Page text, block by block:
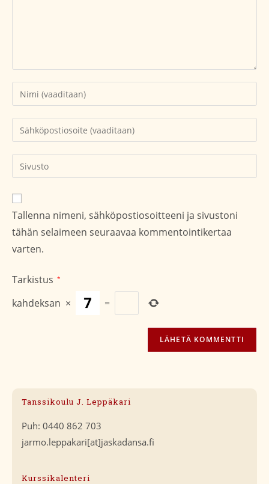
Kirjoita
nimesi
tai
käyttäjätunnuksesi
Kirjoita
sähköpostiosoitteesi
kommentoidaksesi
Kirjoita
sivustosi
verkko-
osoite/URL
(valinnainen)
Tallenna nimeni, sähköpostiosoitteeni ja sivustoni
tähän selaimeen seuraavaa kommentointikertaa
varten.
Tarkistus *
kahdeksan × =
Tanssikoulu J. Leppäkari
Puh: 0440 862 703
jarmo.leppakari[at]jaskadansa.fi
Kurssikalenteri